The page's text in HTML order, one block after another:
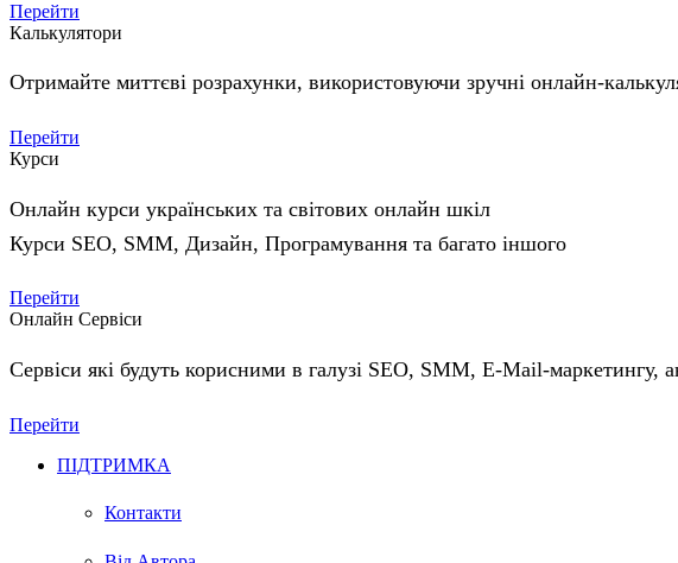
Перейти
Калькулятори
Отримайте миттєві розрахунки, використовуючи зручні онлайн-
Перейти
Курси
Онлайн курси українських та світових онлайн шкіл
Курси SEO, SMM, Дизайн, Програмування та багато іншого
Перейти
Онлайн Сервіси
Сервіси які будуть корисними в галузі SEO, SMM, E-Mail-маркетингу,
Перейти
ПІДТРИМКА
Контакти